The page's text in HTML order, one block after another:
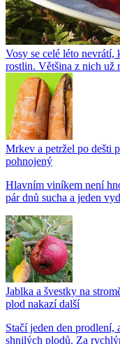
Vosy se celé léto nevrátí,
rostlin. Většina z nich už
Mrkev a petržel po dešti
pohnojený
Hlavním viníkem není
pár dnů sucha a jeden
Jablka a švestky na
plod nakazí další
Stačí jeden den prodlení,
shnilých plodů. Za